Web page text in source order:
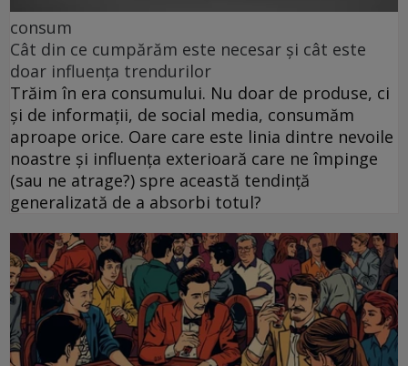
consum
Cât din ce cumpărăm este necesar și cât este
doar influența trendurilor
Trăim în era consumului. Nu doar de produse, ci
și de informații, de social media, consumăm
aproape orice. Oare care este linia dintre nevoile
noastre și influența exterioară care ne împinge
(sau ne atrage?) spre această tendință
generalizată de a absorbi totul?